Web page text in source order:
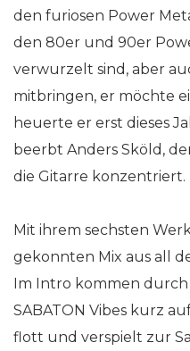
den furiosen Power
den 80er und 90er
verwurzelt sind, aber
mitbringen, er möchte
heuerte er erst dieses
beerbt Anders Sköld,
die Gitarre konzentriert.
Mit ihrem sechsten
gekonnten Mix aus all
Im Intro kommen
SABATON Vibes kurz
flott und verspielt zur